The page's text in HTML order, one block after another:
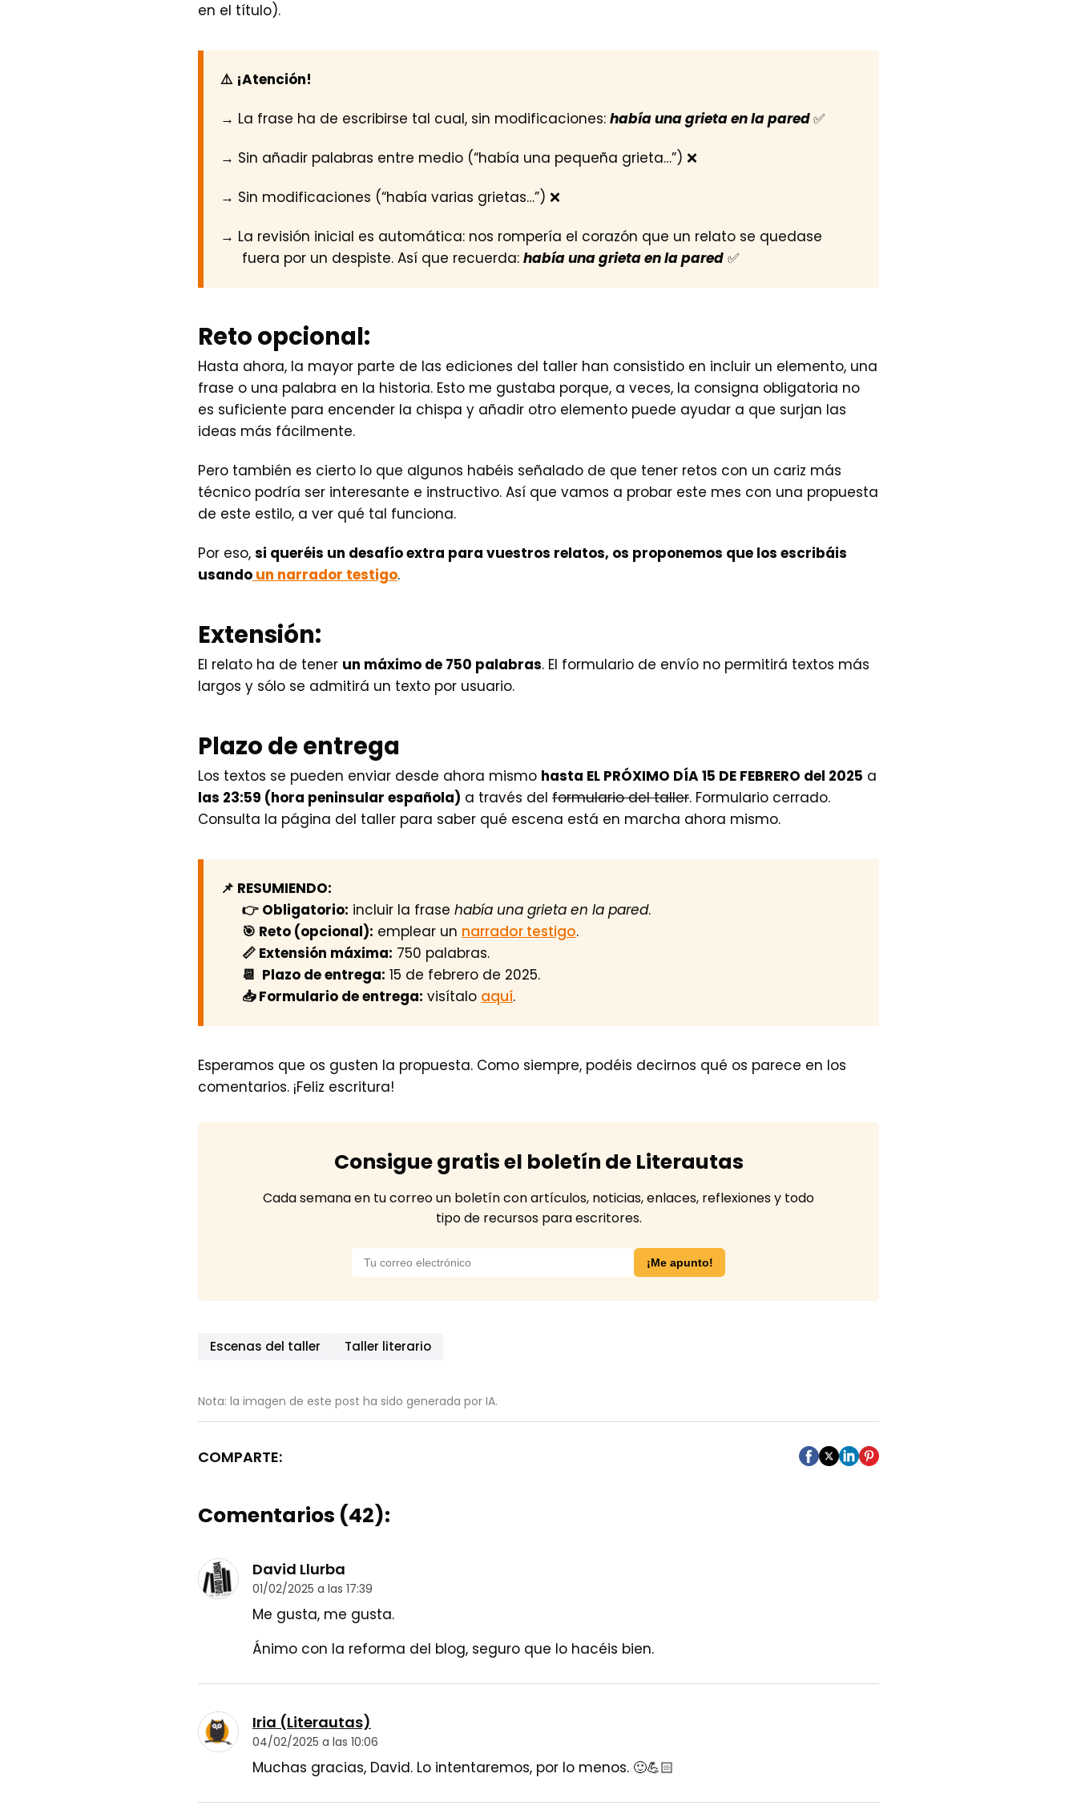
en el título).
⚠️ ¡Atención!
→ La frase ha de escribirse tal cual, sin modificaciones: había una grieta en la pared✅
→ Sin añadir palabras entre medio (“había una pequeña grieta…”) ❌
→ Sin modificaciones (“había varias grietas…”) ❌
→ La revisión inicial es automática: nos rompería el corazón que un relato se quedase
fuera por un despiste. Así que recuerda: había una grieta en la pared ✅
Reto opcional:
Hasta ahora, la mayor parte de las ediciones del taller han consistido en incluir un elemento, una
frase o una palabra en la historia. Esto me gustaba porque, a veces, la consigna obligatoria no
es suficiente para encender la chispa y añadir otro elemento puede ayudar a que surjan las
ideas más fácilmente.
Pero también es cierto lo que algunos habéis señalado de que tener retos con un cariz más
técnico podría ser interesante e instructivo. Así que vamos a probar este mes con una propuesta
de este estilo, a ver qué tal funciona.
Por eso, si queréis un desafío extra para vuestros relatos, os proponemos que los escribáis
usando un narrador testigo.
Extensión:
El relato ha de tener un máximo de 750 palabras. El formulario de envío no permitirá textos más
largos y sólo se admitirá un texto por usuario.
Plazo de entrega
Los textos se pueden enviar desde ahora mismo hasta EL PRÓXIMO DÍA 15 DE FEBRERO del 2025 a
las 23:59 (hora peninsular española) a través del formulario del taller. Formulario cerrado.
Consulta la página del taller para saber qué escena está en marcha ahora mismo.
📌 RESUMIENDO:
👉 Obligatorio: incluir la frase había una grieta en la pared.
🎯 Reto (opcional): emplear un narrador testigo.
📏 Extensión máxima: 750 palabras.
📆 Plazo de entrega: 15 de febrero de 2025.
📥 Formulario de entrega: visítalo aquí.
Esperamos que os gusten la propuesta. Como siempre, podéis decirnos qué os parece en los
comentarios. ¡Feliz escritura!
Consigue gratis el boletín de Literautas
Cada semana en tu correo un boletín con artículos, noticias, enlaces, reflexiones y todo
tipo de recursos para escritores.
Escenas del taller Taller literario
Nota: la imagen de este post ha sido generada por IA.
COMPARTE:
Comentarios (42):
David Llurba
01/02/2025 a las 17:39
Me gusta, me gusta.
Ánimo con la reforma del blog, seguro que lo hacéis bien.
Iria (Literautas)
04/02/2025 a las 10:06
Muchas gracias, David. Lo intentaremos, por lo menos. 🙂💪🏻